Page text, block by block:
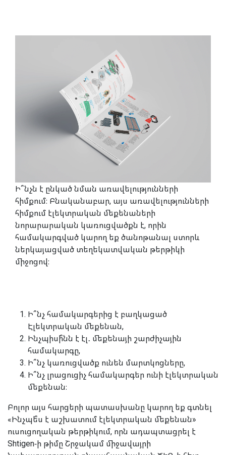
Ի՞նչն է ընկած նման առավելությունների
հիմքում։ Բնականաբար, այս առավելությունների
հիմքում էլեկտրական մեքենաների
նորարարական կառուցվածքն է, որին
համակարգված կարող եք ծանոթանալ ստորև
ներկայացված տեղեկատվական թերթիկի
միջոցով։
Ի՞նչ համակարգերից է բաղկացած
Էլեկտրական մեքենան,
Ինչպիսի՞նն է էլ․ մեքենայի շարժիչային
համակարգը,
Ի՞նչ կառուցվածք ունեն մարտկոցները,
Ի՞նչ լրացուցիչ համակարգեր ունի էլեկտրական
մեքենան։
Բոլոր այս հարցերի պատասխանը կարող եք գտնել
«Ինչպե՞ս է աշխատում էլեկտրական մեքենան»
ուսուցողական թերթիկում, որն ադապտացրել է
Shtigen-ի թիմը Շրջակամ միջավայրի